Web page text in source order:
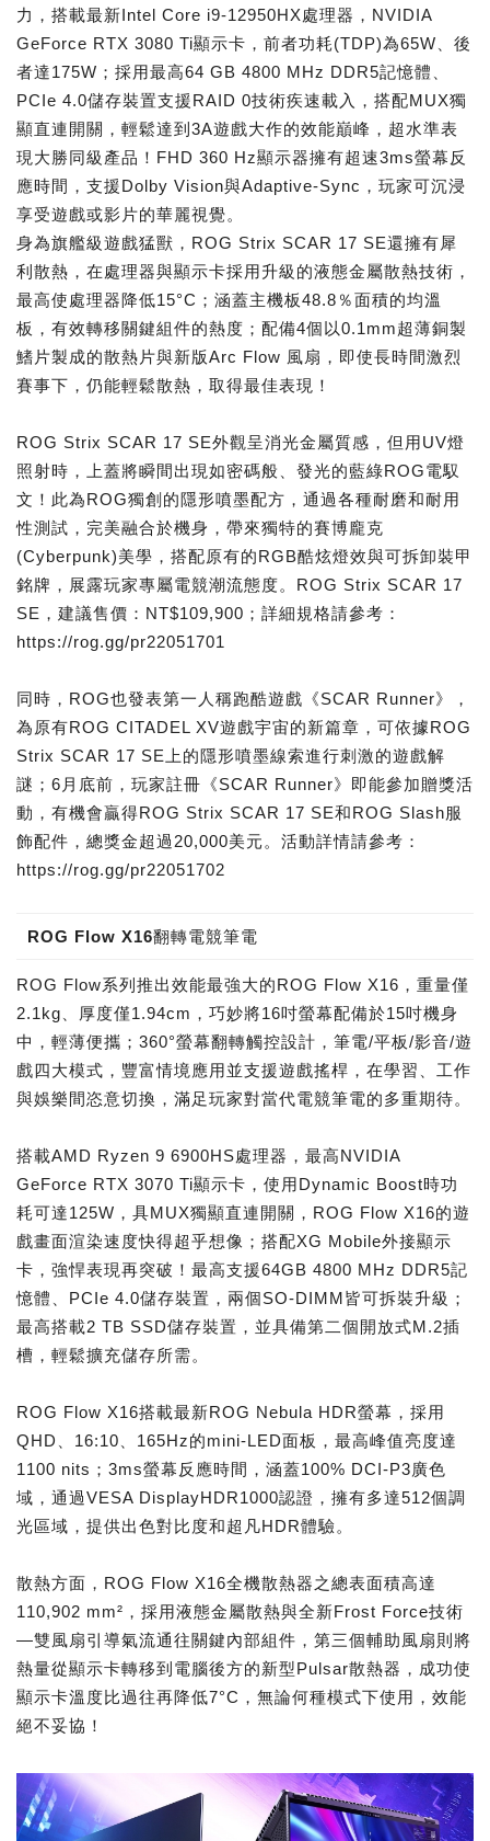
力，搭載最新Intel Core i9-12950HX處理器，NVIDIA
GeForce RTX 3080 Ti顯示卡，前者功耗(TDP)為65W、後
者達175W；採用最高64 GB 4800 MHz DDR5記憶體、
PCIe 4.0儲存裝置支援RAID 0技術疾速載入，搭配MUX獨
顯直連開關，輕鬆達到3A遊戲大作的效能巔峰，超水準表
現大勝同級產品！FHD 360 Hz顯示器擁有超速3ms螢幕反
應時間，支援Dolby Vision與Adaptive-Sync，玩家可沉浸
享受遊戲或影片的華麗視覺。
身為旗艦級遊戲猛獸，ROG Strix SCAR 17 SE還擁有犀
利散熱，在處理器與顯示卡採用升級的液態金屬散熱技術，
最高使處理器降低15°C；涵蓋主機板48.8％面積的均溫
板，有效轉移關鍵組件的熱度；配備4個以0.1mm超薄銅製
鰭片製成的散熱片與新版Arc Flow 風扇，即使長時間激烈
賽事下，仍能輕鬆散熱，取得最佳表現！
ROG Strix SCAR 17 SE外觀呈消光金屬質感，但用UV燈
照射時，上蓋將瞬間出現如密碼般、發光的藍綠ROG電馭
文！此為ROG獨創的隱形噴墨配方，通過各種耐磨和耐用
性測試，完美融合於機身，帶來獨特的賽博龐克
(Cyberpunk)美學，搭配原有的RGB酷炫燈效與可拆卸裝甲
銘牌，展露玩家專屬電競潮流態度。ROG Strix SCAR 17
SE，建議售價：NT$109,900；詳細規格請參考：
https://rog.gg/pr22051701
同時，ROG也發表第一人稱跑酷遊戲《SCAR Runner》，
為原有ROG CITADEL XV遊戲宇宙的新篇章，可依據ROG
Strix SCAR 17 SE上的隱形噴墨線索進行刺激的遊戲解
謎；6月底前，玩家註冊《SCAR Runner》即能參加贈獎活
動，有機會贏得ROG Strix SCAR 17 SE和ROG Slash服
飾配件，總獎金超過20,000美元。活動詳情請參考：
https://rog.gg/pr22051702
ROG Flow X16翻轉電競筆電
ROG Flow系列推出效能最強大的ROG Flow X16，重量僅
2.1kg、厚度僅1.94cm，巧妙將16吋螢幕配備於15吋機身
中，輕薄便攜；360°螢幕翻轉觸控設計，筆電/平板/影音/遊
戲四大模式，豐富情境應用並支援遊戲搖桿，在學習、工作
與娛樂間恣意切換，滿足玩家對當代電競筆電的多重期待。
搭載AMD Ryzen 9 6900HS處理器，最高NVIDIA
GeForce RTX 3070 Ti顯示卡，使用Dynamic Boost時功
耗可達125W，具MUX獨顯直連開關，ROG Flow X16的遊
戲畫面渲染速度快得超乎想像；搭配XG Mobile外接顯示
卡，強悍表現再突破！最高支援64GB 4800 MHz DDR5記
憶體、PCIe 4.0儲存裝置，兩個SO-DIMM皆可拆裝升級；
最高搭載2 TB SSD儲存裝置，並具備第二個開放式M.2插
槽，輕鬆擴充儲存所需。
ROG Flow X16搭載最新ROG Nebula HDR螢幕，採用
QHD、16:10、165Hz的mini-LED面板，最高峰值亮度達
1100 nits；3ms螢幕反應時間，涵蓋100% DCI-P3廣色
域，通過VESA DisplayHDR1000認證，擁有多達512個調
光區域，提供出色對比度和超凡HDR體驗。
散熱方面，ROG Flow X16全機散熱器之總表面積高達
110,902 mm²，採用液態金屬散熱與全新Frost Force技術
—雙風扇引導氣流通往關鍵內部組件，第三個輔助風扇則將
熱量從顯示卡轉移到電腦後方的新型Pulsar散熱器，成功使
顯示卡溫度比過往再降低7°C，無論何種模式下使用，效能
絕不妥協！